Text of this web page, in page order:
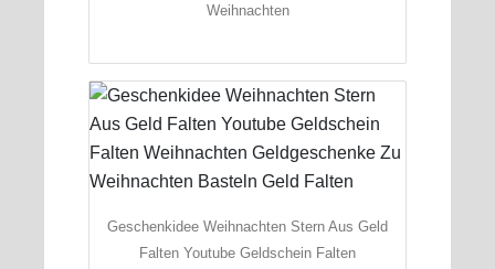
Weihnachten
Geschenkidee Weihnachten Stern Aus Geld
Falten Youtube Geldschein Falten